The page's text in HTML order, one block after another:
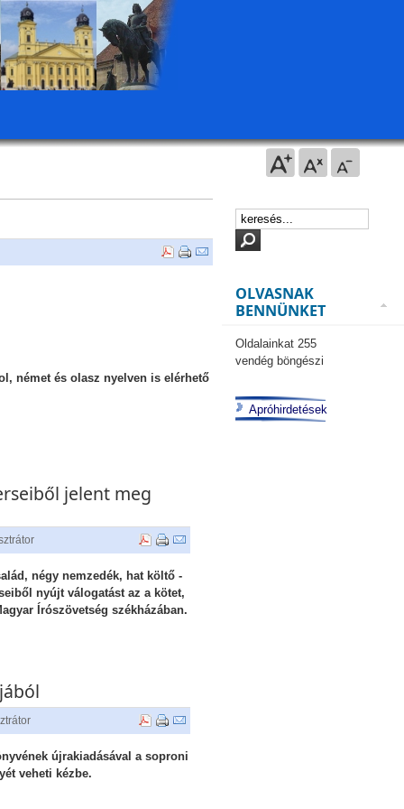
német és olasz nyelven is elérhető
jelent meg
négy nemzedék, hat költő -
nyújt válogatást az a kötet,
Írószövetség székházában.
újrakiadásával a soproni
veheti kézbe.
OLVASNAK
BENNÜNKET
Oldalainkat 255
vendég böngészi
Apróhirdetések